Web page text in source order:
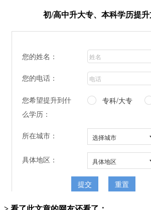
初/高中升大专、本科学历提